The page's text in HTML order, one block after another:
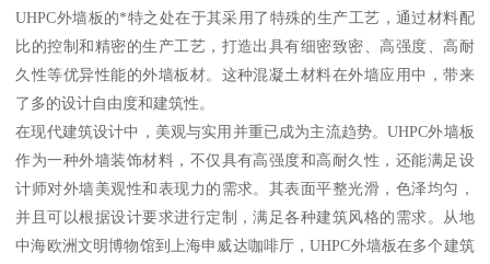
UHPC外墙板的*特之处在于其采用了特殊的生产工艺，通过材料配
比的控制和精密的生产工艺，打造出具有细密致密、高强度、高耐
久性等优异性能的外墙板材。这种混凝土材料在外墙应用中，带来
了多的设计自由度和建筑性。
在现代建筑设计中，美观与实用并重已成为主流趋势。UHPC外墙板
作为一种外墙装饰材料，不仅具有高强度和高耐久性，还能满足设
计师对外墙美观性和表现力的需求。其表面平整光滑，色泽均匀，
并且可以根据设计要求进行定制，满足各种建筑风格的需求。从地
中海欧洲文明博物馆到上海申威达咖啡厅，UHPC外墙板在多个建筑